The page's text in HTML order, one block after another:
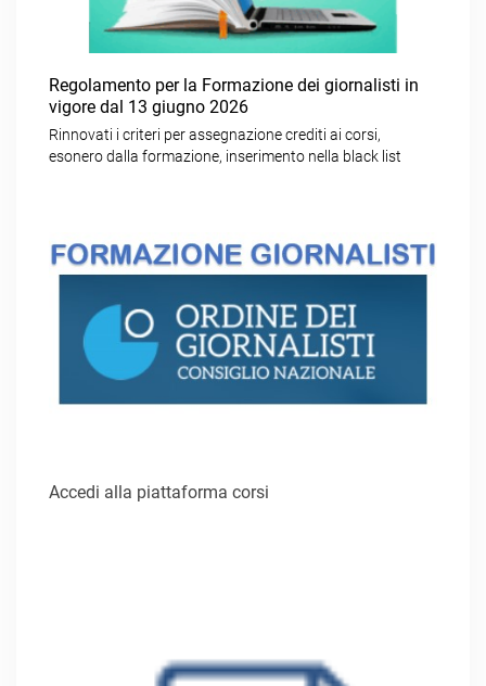
Regolamento per la Formazione dei giornalisti in
vigore dal 13 giugno 2026
Rinnovati i criteri per assegnazione crediti ai corsi,
esonero dalla formazione, inserimento nella black list
Accedi alla piattaforma corsi